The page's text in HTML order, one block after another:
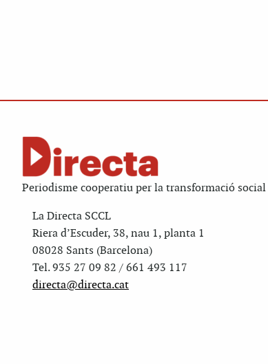
Periodisme cooperatiu per la transformació social
La Directa SCCL
Riera d’Escuder, 38, nau 1, planta 1
08028 Sants (Barcelona)
Tel. 935 27 09 82 / 661 493 117
directa@directa.cat